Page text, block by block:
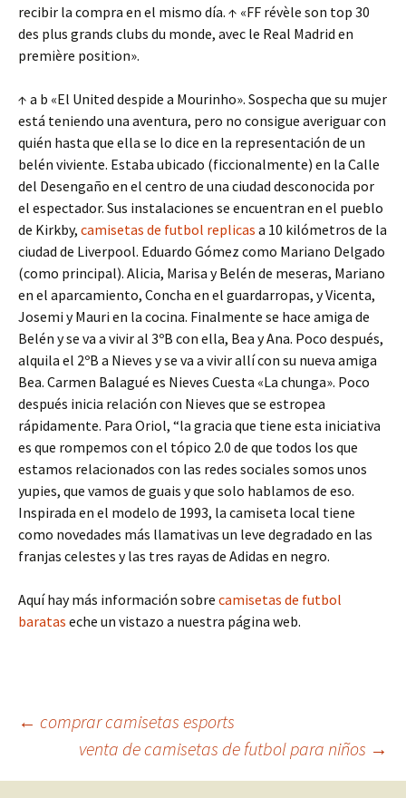
recibir la compra en el mismo día. ↑ «FF révèle son top 30
des plus grands clubs du monde, avec le Real Madrid en
première position».
↑ a b «El United despide a Mourinho». Sospecha que su mujer
está teniendo una aventura, pero no consigue averiguar con
quién hasta que ella se lo dice en la representación de un
belén viviente. Estaba ubicado (ficcionalmente) en la Calle
del Desengaño en el centro de una ciudad desconocida por
el espectador. Sus instalaciones se encuentran en el pueblo
de Kirkby, camisetas de futbol replicas a 10 kilómetros de la
ciudad de Liverpool. Eduardo Gómez como Mariano Delgado
(como principal). Alicia, Marisa y Belén de meseras, Mariano
en el aparcamiento, Concha en el guardarropas, y Vicenta,
Josemi y Mauri en la cocina. Finalmente se hace amiga de
Belén y se va a vivir al 3ºB con ella, Bea y Ana. Poco después,
alquila el 2ºB a Nieves y se va a vivir allí con su nueva amiga
Bea. Carmen Balagué es Nieves Cuesta «La chunga». Poco
después inicia relación con Nieves que se estropea
rápidamente. Para Oriol, “la gracia que tiene esta iniciativa
es que rompemos con el tópico 2.0 de que todos los que
estamos relacionados con las redes sociales somos unos
yupies, que vamos de guais y que solo hablamos de eso.
Inspirada en el modelo de 1993, la camiseta local tiene
como novedades más llamativas un leve degradado en las
franjas celestes y las tres rayas de Adidas en negro.
Aquí hay más información sobre camisetas de futbol
baratas eche un vistazo a nuestra página web.
Navegación
← comprar camisetas esports
venta de camisetas de futbol para niños →